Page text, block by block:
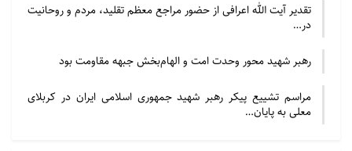
تقدیر آیت الله اعرافی از حضور مراجع معظم تقلید، مردم و روحانیت
در…
رهبر شهید محور وحدت امت و الهام‌بخش جبهه مقاومت بود
مراسم تشییع پیکر رهبر شهید جمهوری اسلامی ایران در کربلای
معلی به پایان…